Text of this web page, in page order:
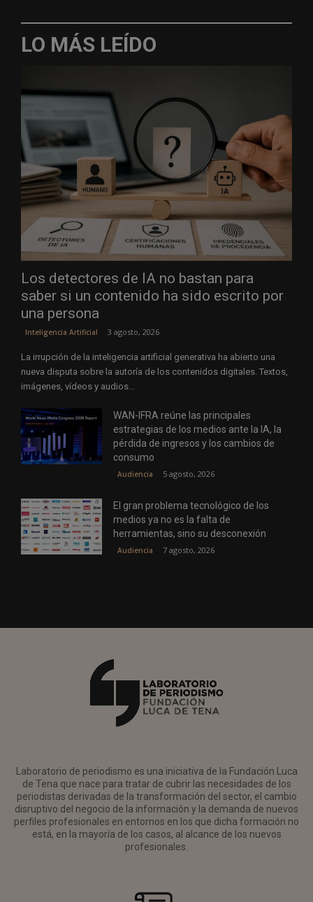
LO MÁS LEÍDO
Los detectores de IA no bastan para
saber si un contenido ha sido escrito por
una persona
Inteligencia Artificial 3 agosto, 2026
La irrupción de la inteligencia artificial generativa ha abierto una
nueva disputa sobre la autoría de los contenidos digitales. Textos,
imágenes, vídeos y audios...
WAN-IFRA reúne las principales
estrategias de los medios ante la IA, la
pérdida de ingresos y los cambios de
consumo
Audiencia 5 agosto, 2026
El gran problema tecnológico de los
medios ya no es la falta de
herramientas, sino su desconexión
Audiencia 7 agosto, 2026
Laboratorio de periodismo es una iniciativa de la Fundación Luca
de Tena que nace para tratar de cubrir las necesidades de los
periodistas derivadas de la transformación del sector, el cambio
disruptivo del negocio de la información y la demanda de nuevos
perfiles profesionales en entornos en los que dicha formación no
está, en la mayoría de los casos, al alcance de los nuevos
profesionales.